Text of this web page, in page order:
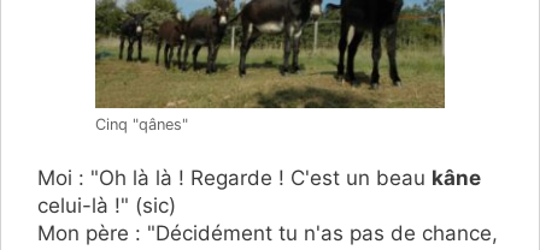
Cinq "qânes"
Moi : "Oh là là ! Regarde ! C'est un beau kâne
celui-là !" (sic)
Mon père : "Décidément tu n'as pas de chance,